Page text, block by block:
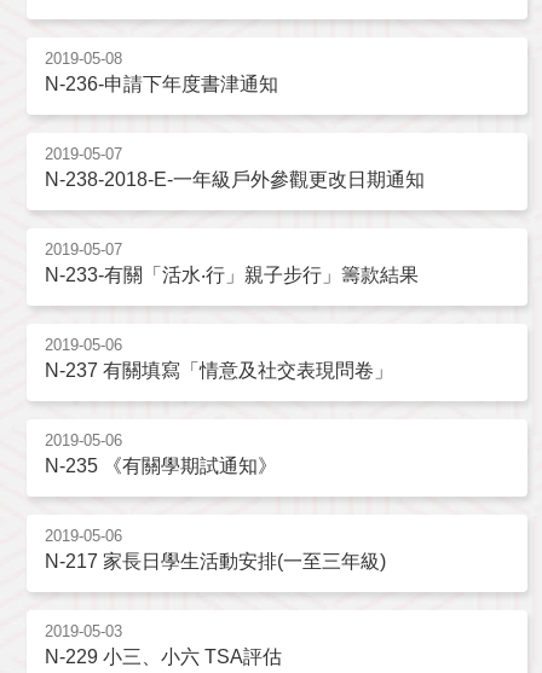
2019-05-08
N-236-申請下年度書津通知
2019-05-07
N-238-2018-E-一年級戶外參觀更改日期通知
2019-05-07
N-233-有關「活水‧行」親子步行」籌款結果
2019-05-06
N-237 有關填寫「情意及社交表現問卷」
2019-05-06
N-235 《有關學期試通知》
2019-05-06
N-217 家長日學生活動安排(一至三年級)
2019-05-03
N-229 小三、小六 TSA評估